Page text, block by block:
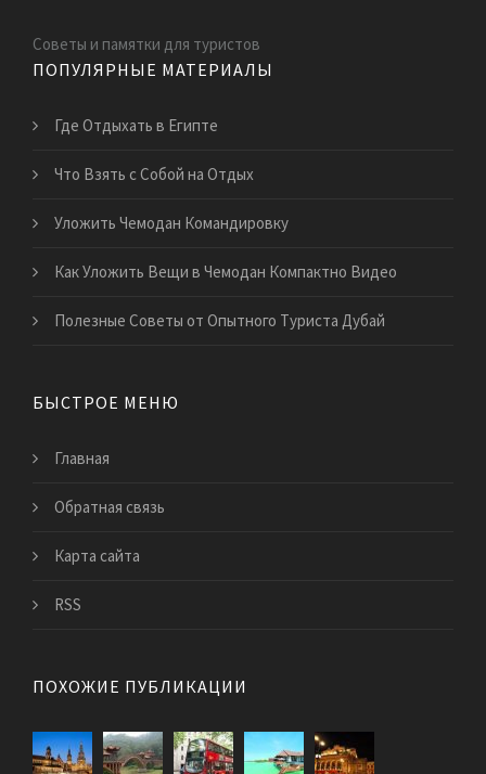
Советы и памятки для туристов
ПОПУЛЯРНЫЕ МАТЕРИАЛЫ
Где Отдыхать в Египте
Что Взять с Собой на Отдых
Уложить Чемодан Командировку
Как Уложить Вещи в Чемодан Компактно Видео
Полезные Советы от Опытного Туриста Дубай
БЫСТРОЕ МЕНЮ
Главная
Обратная связь
Карта сайта
RSS
ПОХОЖИЕ ПУБЛИКАЦИИ